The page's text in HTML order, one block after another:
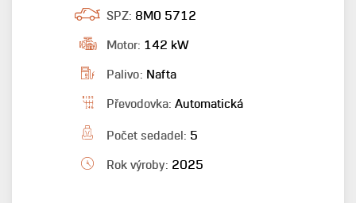
SPZ: 8M0 5712
Motor: 142 kW
Palivo: Nafta
Převodovka: Automatická
Počet sedadel: 5
Rok výroby: 2025